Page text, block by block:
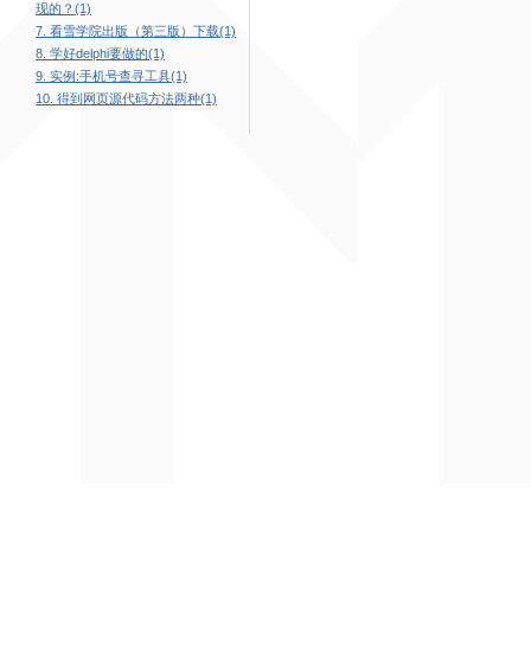
现的？(1)
7. 看雪学院出版（第三版）下载(1)
8. 学好delphi要做的(1)
9. 实例:手机号查寻工具(1)
10. 得到网页源代码方法两种(1)